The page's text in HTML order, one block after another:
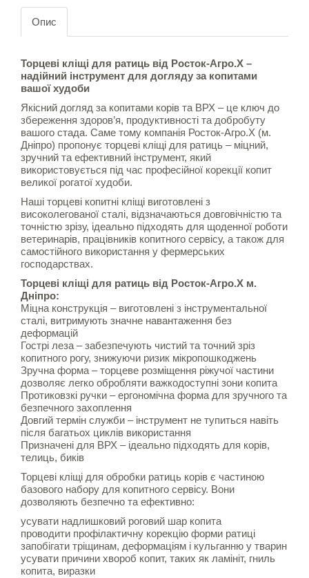
Опис
Торцеві кліщі для ратиць від Росток-Агро.Х –
надійний інструмент для догляду за копитами
вашої худоби
Якісний догляд за копитами корів та ВРХ – це ключ до
збереження здоров’я, продуктивності та добробуту
вашого стада. Саме тому компанія Росток-Агро.Х (м.
Дніпро) пропонує торцеві кліщі для ратиць – міцний,
зручний та ефективний інструмент, який
використовується під час професійної корекції копит
великої рогатої худоби.
Наші торцеві копитні кліщі виготовлені з
високолегованої сталі, відзначаються довговічністю та
точністю зрізу, ідеально підходять для щоденної роботи
ветеринарів, працівників копитного сервісу, а також для
самостійного використання у фермерських
господарствах.
Торцеві кліщі для ратиць від Росток-Агро.Х м.
Дніпро:
Міцна конструкція – виготовлені з інструментальної
сталі, витримують значне навантаження без
деформацій
Гострі леза – забезпечують чистий та точний зріз
копитного рогу, знижуючи ризик мікропошкоджень
Зручна форма – торцеве розміщення ріжучої частини
дозволяє легко обробляти важкодоступні зони копита
Протиковзкі ручки – ергономічна форма для зручного та
безпечного захоплення
Довгий термін служби – інструмент не тупиться навіть
після багатьох циклів використання
Призначені для ВРХ – ідеально підходять для корів,
телиць, биків
Торцеві кліщі для обробки ратиць корів є частиною
базового набору для копитного сервісу. Вони
дозволяють безпечно та ефективно:
усувати надлишковий роговий шар копита
проводити профілактичну корекцію форми ратиці
запобігати тріщинам, деформаціям і кульганню у тварин
усувати причини хвороб копит, таких як ламініт, гниль
копита, виразки